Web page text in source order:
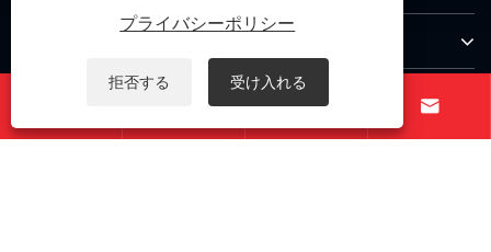
お問い合わせ  
プライバシーポリシー
拒否する 受け入れる